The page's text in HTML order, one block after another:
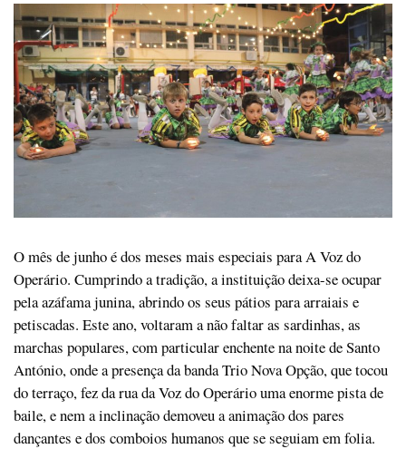
O mês de junho é dos meses mais especiais para A Voz do
Operário. Cumprindo a tradição, a instituição deixa-se ocupar
pela azáfama junina, abrindo os seus pátios para arraiais e
petiscadas. Este ano, voltaram a não faltar as sardinhas, as
marchas populares, com particular enchente na noite de Santo
António, onde a presença da banda Trio Nova Opção, que tocou
do terraço, fez da rua da Voz do Operário uma enorme pista de
baile, e nem a inclinação demoveu a animação dos pares
dançantes e dos comboios humanos que se seguiam em folia.